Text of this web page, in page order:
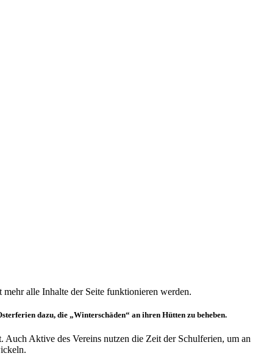
dazu, die „Winterschäden“ an ihren Hütten zu beheben.
Aktive des Vereins nutzen die Zeit der Schulferien, um an
alle Inhalte der Seite funktionieren werden.